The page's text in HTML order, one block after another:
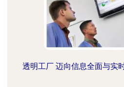
透明工厂 迈向信息全面与实